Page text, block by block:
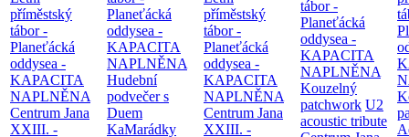
příměstský
tábor -
Planeťácká
oddysea -
KAPACITA
NAPLNĚNA
Centrum Jana
XXIII. -
Planeťácká
oddysea -
KAPACITA
NAPLNĚNA
Hudební
podvečer s
Duem
KaMarádky
příměstský
tábor -
Planeťácká
oddysea -
KAPACITA
NAPLNĚNA
Centrum Jana
XXIII. -
tábor -
Planeťácká
oddysea -
KAPACITA
NAPLNĚNA
Kouzelný
patchwork U2
acoustic tribute